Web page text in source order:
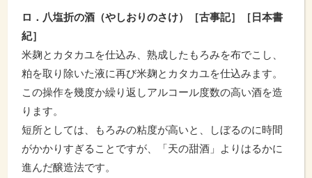
ロ．八塩折の酒（やしおりのさけ）［古事記］［日本書
紀］
米麹とカタカユを仕込み、熟成したもろみを布でこし、
粕を取り除いた液に再び米麹とカタカユを仕込みます。
この操作を幾度か繰り返しアルコール度数の高い酒を造
ります。
短所としては、もろみの粘度が高いと、しぼるのに時間
がかかりすぎることですが、「天の甜酒」よりはるかに
進んだ醸造法です。